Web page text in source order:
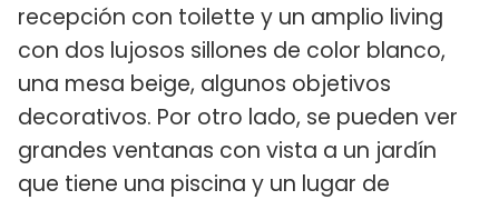
recepción con toilette y un amplio living
con dos lujosos sillones de color blanco,
una mesa beige, algunos objetivos
decorativos. Por otro lado, se pueden ver
grandes ventanas con vista a un jardín
que tiene una piscina y un lugar de